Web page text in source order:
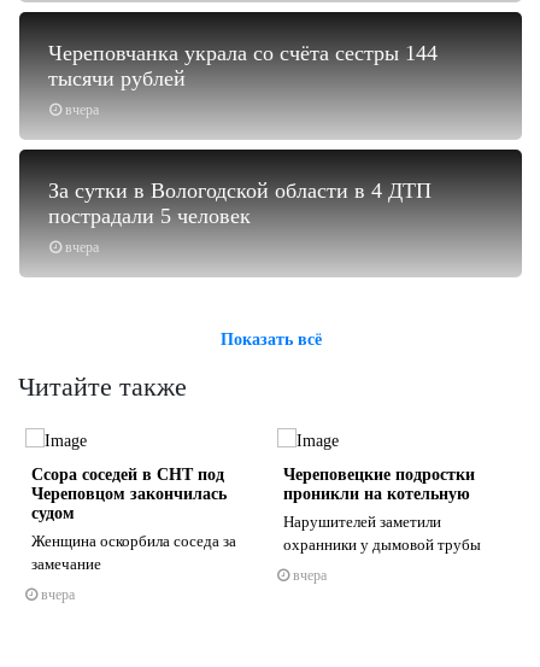
вчера
Череповчанка украла со счёта сестры 144
тысячи рублей
вчера
За сутки в Вологодской области в 4 ДТП
пострадали 5 человек
Показать всё
Читайте также
Ссора соседей в СНТ под
Череповцом закончилась
судом
Женщина оскорбила соседа за
замечание
вчера
Череповецкие подростки
проникли на котельную
Нарушителей заметили
охранники у дымовой трубы
вчера